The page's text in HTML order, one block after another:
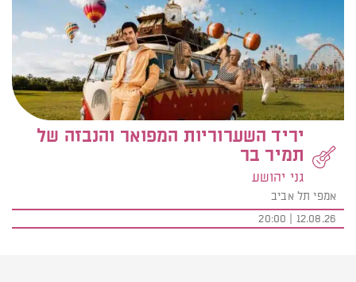
יריד השערוריות המפואר והנבזה של
תמיר בר
גני יהושע
אמפי תל אביב
12.08.26 | 20:00